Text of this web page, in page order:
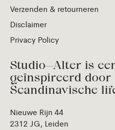
Verzenden & retourneren
Disclaimer
Privacy Policy
Studio—Alter is
geïnspireerd door
Scandinavische
Nieuwe Rijn 44
2312 JG, Leiden